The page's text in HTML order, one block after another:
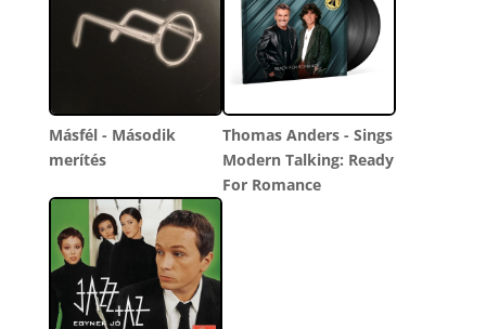
Másfél - Második
merítés
Thomas Anders - Sings
Modern Talking: Ready
For Romance